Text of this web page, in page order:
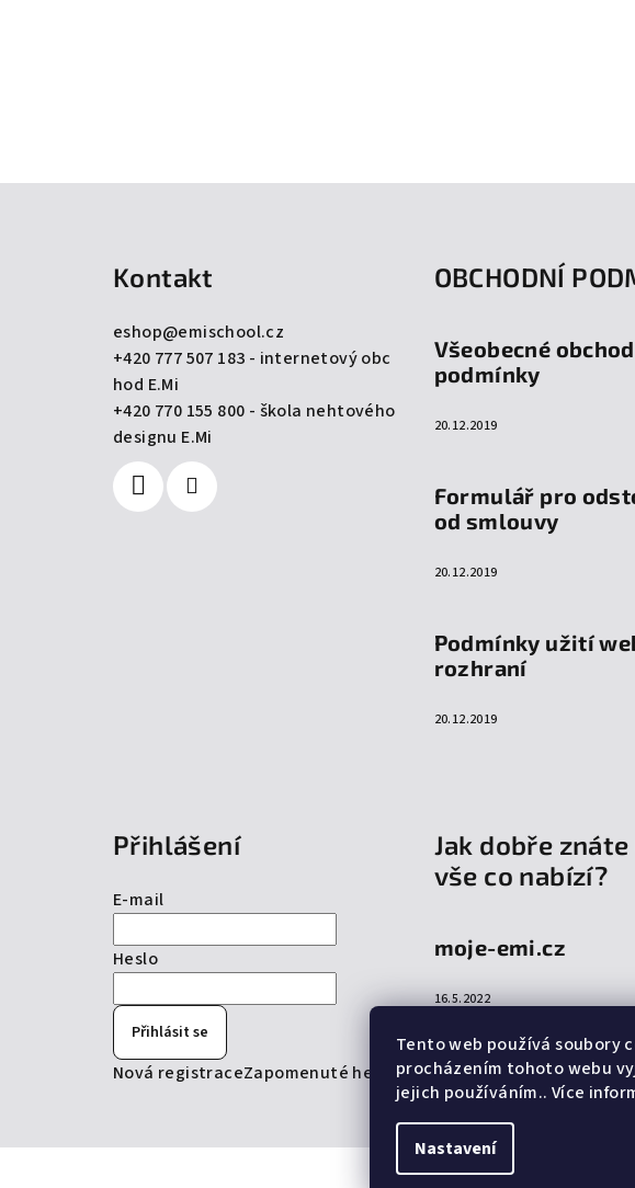
Tento web používá soubory
procházením tohoto webu
jejich používáním.. Více
Nastavení
Kontakt
eshop@emischool.cz
+420 777 507 183 - internetový obc
hod E.Mi
+420 770 155 800 - škola nehtového
designu E.Mi
OBCHODNÍ
Všeobecné
podmínky
20.12.2019
Formulář pro
od smlouvy
20.12.2019
Podmínky užití
rozhraní
20.12.2019
Přihlášení
E-mail
Heslo
Přihlásit se
Nová registraceZapomenuté heslo
Jak dobře znáte
vše co nabízí?
moje-emi.cz
16.5.2022